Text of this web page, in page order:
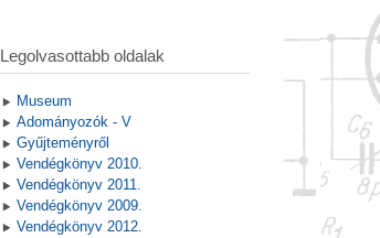
Legolvasottabb oldalak
Museum
Adományozók - V
Gyűjteményről
Vendégkönyv 2010.
Vendégkönyv 2011.
Vendégkönyv 2009.
Vendégkönyv 2012.